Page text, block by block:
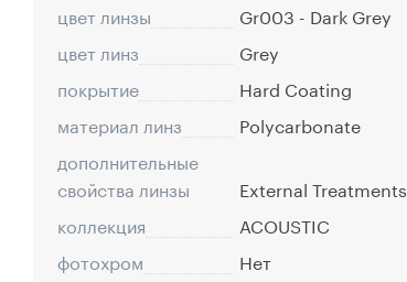
цвет линзы
Gr003 - Dark Grey
цвет линз
Grey
покрытие
Hard Coating
материал линз
Polycarbonate
дополнительные
свойства линзы
External Treatments
коллекция
ACOUSTIC
фотохром
Нет